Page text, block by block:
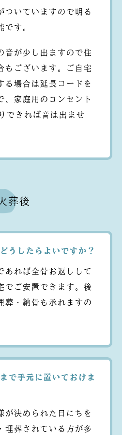
ついていますので明る
です。
が少し出ますので住
もございます。ご自宅
る場合は延長コードを
、家庭用のコンセント
できれば音は出ませ
葬後
うしたらよいですか？
あれば全骨お返しして
でご安置できます。後
葬・納骨も承れますの
で手元に置いておけま
が決められた日にちを
埋葬されている方が多